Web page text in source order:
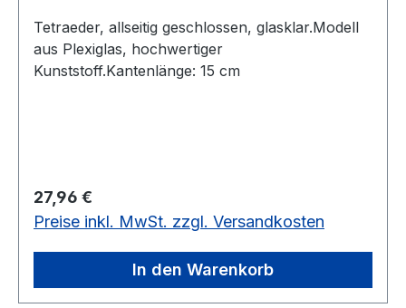
Tetraeder, allseitig geschlossen, glasklar.Modell
aus Plexiglas, hochwertiger
Kunststoff.Kantenlänge: 15 cm
Regulärer Preis:
27,96 €
Preise inkl. MwSt. zzgl. Versandkosten
In den Warenkorb